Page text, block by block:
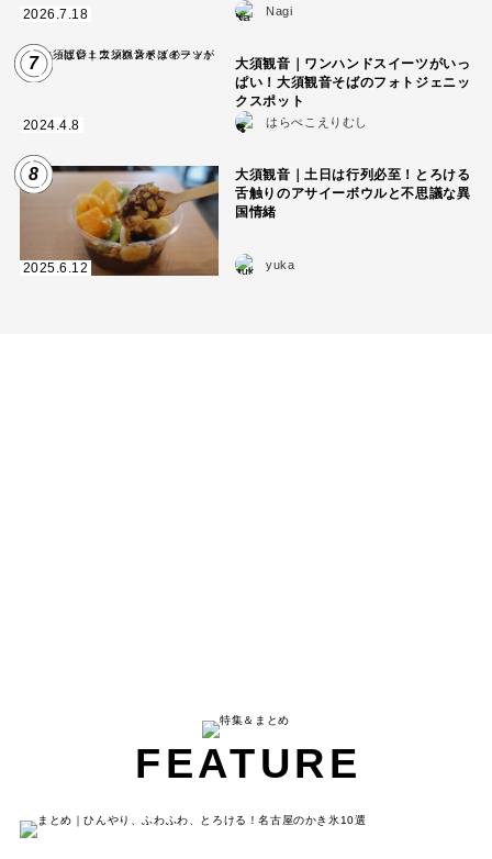
2026.7.18 Nagi
7
2024.4.8
大須観音｜ワンハンドスイーツがいっ
ぱい！大須観音そばのフォトジェニッ
クスポット
はらぺこえりむし
8
2025.6.12
大須観音｜土日は行列必至！とろける
舌触りのアサイーボウルと不思議な異
国情緒
yuka
FEATURE